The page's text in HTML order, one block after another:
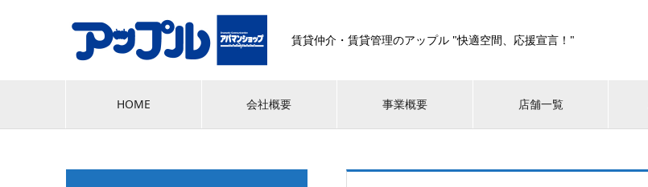
賃貸仲介・賃貸管理のアップル "快適空間、応援宣言！"
HOME 会社概要 事業概要 店舗一覧